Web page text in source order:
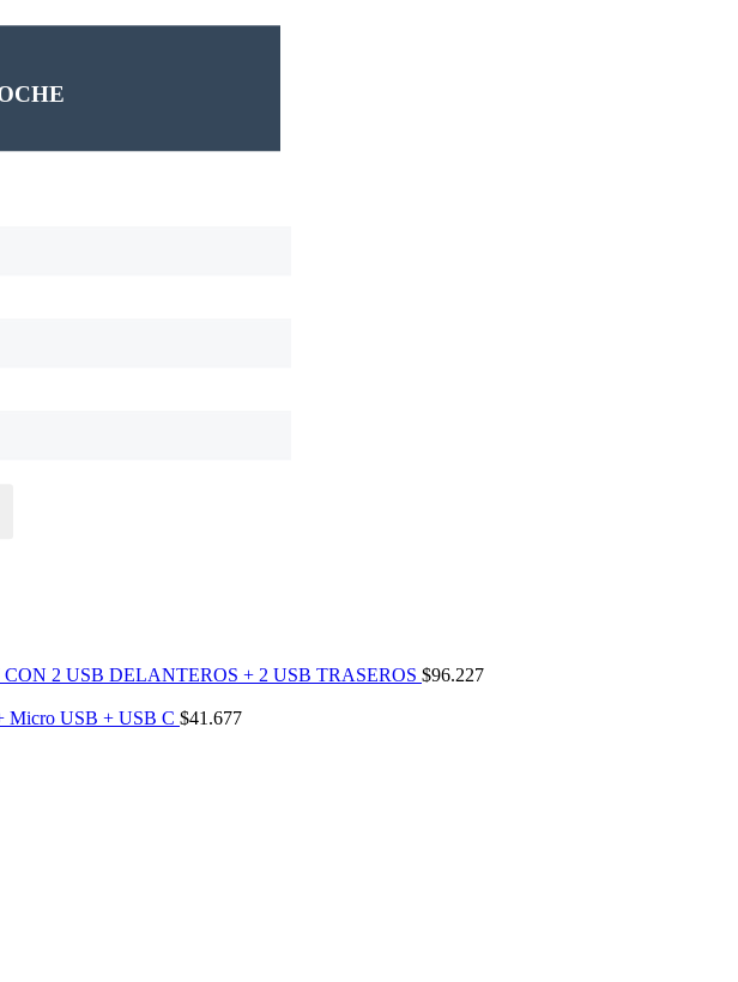
2 USB DELANTEROS + 2 USB TRASEROS $96.227
USB + USB C $41.677